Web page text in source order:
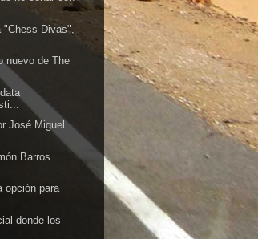
Divas",
nuevo de The
José Miguel
Barros
opción para
donde los